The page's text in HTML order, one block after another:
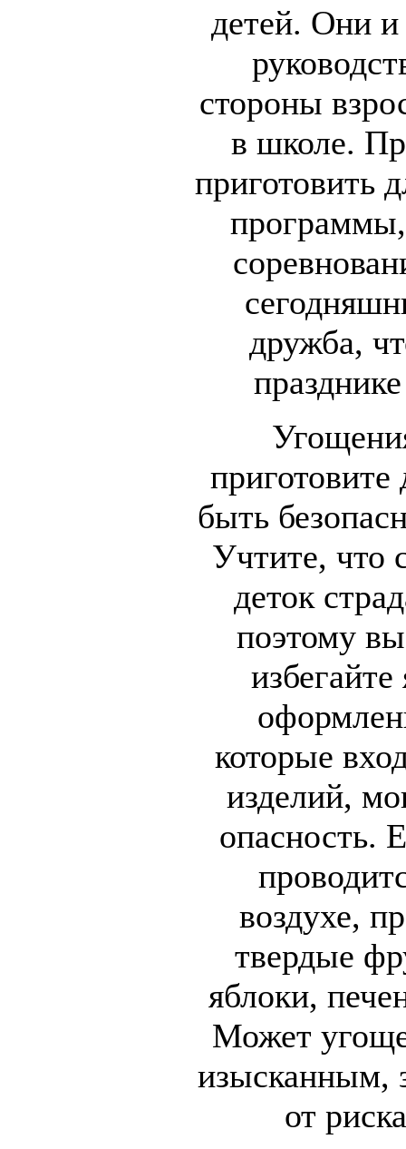
детей. Они и
стороны
в школе.
приготовить
дружба,
быть
Учтите, что
деток
поэтому
которые
изделий,
опасность.
воздухе,
твердые
яблоки,
Может
изысканным,
от